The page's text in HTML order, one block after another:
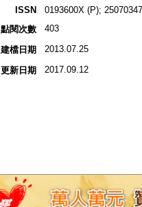
ISSN
0193600X (P);
點閱次數
403
建檔日期 2013.07.25
更新日期 2017.09.12